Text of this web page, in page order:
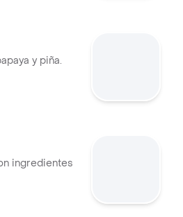
y piña.
ingredientes